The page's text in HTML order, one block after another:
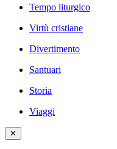
Tempo liturgico
Virtù cristiane
Divertimento
Santuari
Storia
Viaggi
✕